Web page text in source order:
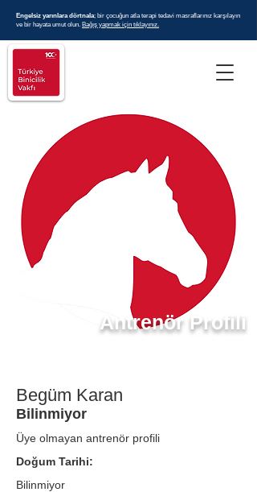
Engelsiz yarınlara dörtnala; bir çocuğun atla terapi tedavi masraflarınız karşılayın
ve bir hayata umut olun. Bağış yapmak için tıklayınız.
Antrenör Profili
Begüm Karan
Bilinmiyor
Üye olmayan antrenör profili
Doğum Tarihi:
Bilinmiyor